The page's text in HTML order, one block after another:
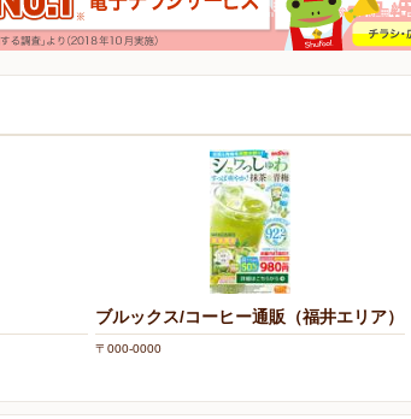
ブルックス/コーヒー通販（福井エリア）
〒000-0000